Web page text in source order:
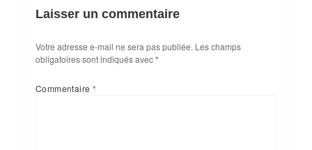
l’article
Laisser un commentaire
Votre adresse e-mail ne sera pas publiée. Les champs
obligatoires sont indiqués avec*
Commentaire*